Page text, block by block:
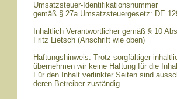
Umsatzsteuer-Identifikationsnummer
gemäß § 27a Umsatzsteuergesetz: DE
Inhaltlich Verantwortlicher gemäß § 10
Fritz Lietsch (Anschrift wie oben)
Haftungshinweis: Trotz sorgfältiger
übernehmen wir keine Haftung für die
Für den Inhalt verlinkter Seiten sind
deren Betreiber zuständig.